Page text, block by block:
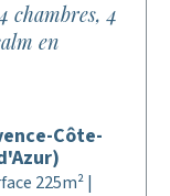
chambres, 4
en
Côte-
225m² |